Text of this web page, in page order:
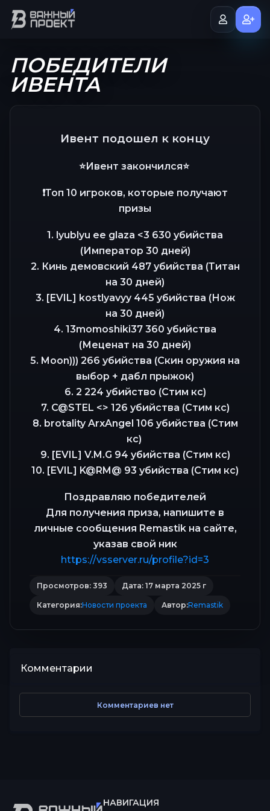
ПОБЕДИТЕЛИ
ИВЕНТА
Ивент подошел к концу
⭐️Ивент закончился⭐️
❗️Топ 10 игроков, которые получают
призы
1. lyublyu ee glaza <3 630 убийства
(Император 30 дней)
2. Кинь демовский 487 убийства (Титан
на 30 дней)
3. [EVIL] kostlyavyy 445 убийства (Нож
на 30 дней)
4. 13momoshiki37 360 убийства
(Меценат на 30 дней)
5. Moon))) 266 убийства (Скин оружия на
выбор + дабл прыжок)
6. 2 224 убийство (Стим кс)
7. C@STEL <> 126 убийства (Стим кс)
8. brotality ArxAngel 106 убийства (Стим
кс)
9. [EVIL] V.M.G 94 убийства (Стим кс)
10. [EVIL] K@RM@ 93 убийства (Стим кс)
Поздравляю победителей
Для получения приза, напишите в
личные сообщения Remastik на сайте,
указав свой ник
https://vsserver.ru/profile?id=3
Просмотров: 393 Дата: 17 марта 2025 г
Категория:Новости проекта Автор:Remastik
Комментарии
Комментариев нет
НАВИГАЦИЯ